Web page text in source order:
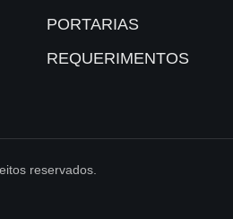
PORTARIAS
REQUERIMENTOS
reservados.